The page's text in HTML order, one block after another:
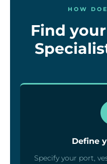
HOW
Find
Define
Specify your port,